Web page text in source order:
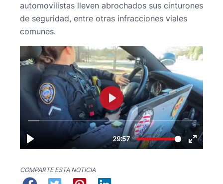
automovilistas lleven abrochados sus cinturones
de seguridad, entre otras infracciones viales
comunes.
COMPARTE ESTA NOTICIA